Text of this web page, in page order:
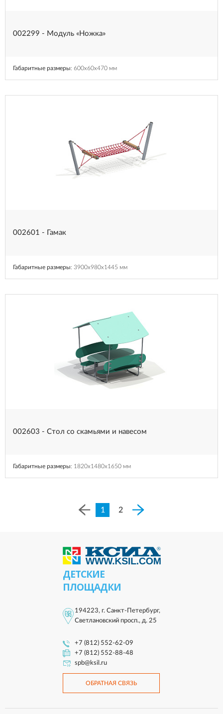
002299 - Модуль «Ножка»
Габаритные размеры: 600x60x470 мм
002601 - Гамак
Габаритные размеры: 3900x980x1445 мм
002603 - Стол со скамьями и навесом
Габаритные размеры: 1820x1480x1650 мм
1 2
ДЕТСКИЕ
ПЛОЩАДКИ
194223, г. Санкт-Петербург,
Светлановский просп., д. 25
+7 (812) 552-62-09
+7 (812) 552-88-48
spb@ksil.ru
ОБРАТНАЯ СВЯЗЬ